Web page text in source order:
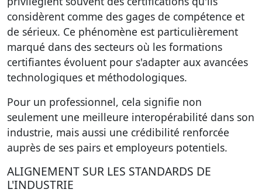
considèrent comme des gages de compétence et
de sérieux. Ce phénomène est particulièrement
marqué dans des secteurs où les formations
certifiantes évoluent pour s'adapter aux avancées
technologiques et méthodologiques.
Pour un professionnel, cela signifie non
seulement une meilleure interopérabilité dans son
industrie, mais aussi une crédibilité renforcée
auprès de ses pairs et employeurs potentiels.
ALIGNEMENT SUR LES STANDARDS DE
L'INDUSTRIE